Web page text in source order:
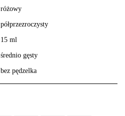
różowy
półprzezroczysty
15 ml
średnio gęsty
bez pędzelka